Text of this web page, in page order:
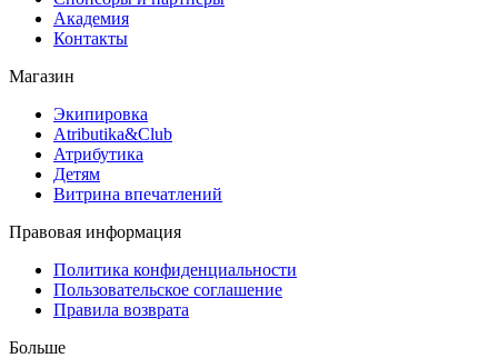
Академия
Контакты
Магазин
Экипировка
Atributika&Club
Атрибутика
Детям
Витрина впечатлений
Правовая информация
Политика конфиденциальности
Пользовательское соглашение
Правила возврата
Больше